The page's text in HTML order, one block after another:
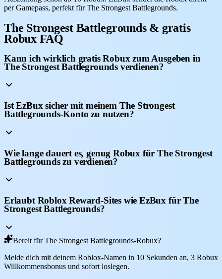
per Gamepass, perfekt für The Strongest Battlegrounds.
The Strongest Battlegrounds & gratis
Robux FAQ
Kann ich wirklich gratis Robux zum Ausgeben in
The Strongest Battlegrounds verdienen?
Ist EzBux sicher mit meinem The Strongest
Battlegrounds-Konto zu nutzen?
Wie lange dauert es, genug Robux für The Strongest
Battlegrounds zu verdienen?
Erlaubt Roblox Reward-Sites wie EzBux für The
Strongest Battlegrounds?
Bereit für The Strongest Battlegrounds-Robux?
Melde dich mit deinem Roblox-Namen in 10 Sekunden an, 3 Robux
Willkommensbonus und sofort loslegen.